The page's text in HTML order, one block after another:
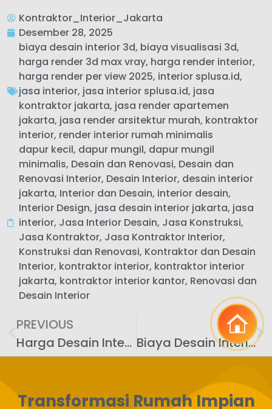
Kontraktor_Interior_Jakarta
Desember 28, 2025
biaya desain interior 3d, biaya visualisasi 3d,
harga render 3d max vray, harga render interior,
harga render per view 2025, interior splusa.id,
jasa interior, jasa interior splusa.id, jasa
kontraktor jakarta, jasa render apartemen
jakarta, jasa render arsitektur murah, kontraktor
interior, render interior rumah minimalis
dapur kecil, dapur mungil, dapur mungil
minimalis, Desain dan Renovasi, Desain dan
Renovasi Interior, Desain Interior, desain interior
jakarta, Interior dan Desain, interior desain,
Interior Design, jasa desain interior jakarta, jasa
interior, Jasa Interior Desain, Jasa Konstruksi,
Jasa Kontraktor, Jasa Kontraktor Interior,
Konstruksi dan Renovasi, Kontraktor dan Desain
Interior, kontraktor interior, kontraktor interior
jakarta, kontraktor interior kantor, Renovasi dan
Desain Interior
PREVIOUS
Harga Desain Interior Per View
NEXT
Biaya Desain Interior Rumah
Transformasi Rumah Impian